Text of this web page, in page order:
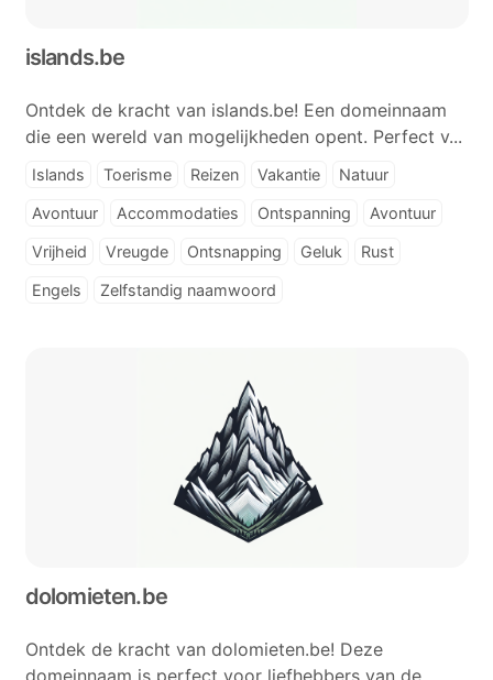
islands.be
Ontdek de kracht van islands.be! Een domeinnaam
die een wereld van mogelijkheden opent. Perfect v...
Islands Toerisme Reizen Vakantie Natuur
Avontuur Accommodaties Ontspanning Avontuur
Vrijheid Vreugde Ontsnapping Geluk Rust
Engels Zelfstandig naamwoord
dolomieten.be
Ontdek de kracht van dolomieten.be! Deze
domeinnaam is perfect voor liefhebbers van de